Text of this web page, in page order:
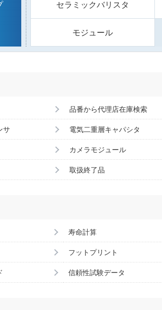
セラミックバリスタ
モジュール
品番から代理店在庫検索
サ 電気二重層キャパシタ
カメラモジュール
取扱終了品
寿命計算
フットプリント
信頼性試験データ